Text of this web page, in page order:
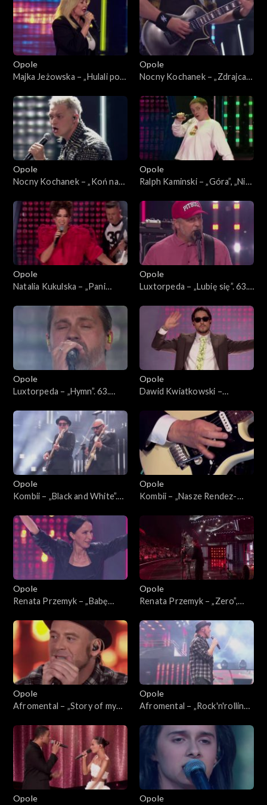
„SuperJedynki”
Opole
Majka Jeżowska – „Hulali po
„SuperJedynki”
Opole
Nocny Kochanek – „Zdrajca
„SuperJedynki”
Opole
Nocny Kochanek – „Koń na
Koncert „SuperJedynki”
Opole
Ralph Kaminski – „Góra”, „Nie
Rafała”. 63. KFPP: Koncert
„SuperJedynki”
Opole
Natalia Kukulska – „Pani
więcej Ciebie tym mniej”,
„Kobieta”, „W biegu”,
„Dobrostan”, „Światło”, „Sexi
flexi”. 63. KFPP: Koncert
„SuperJedynki”
Opole
Luxtorpeda – „Lubię się”. 63.
„SuperJedynki”
Opole
Luxtorpeda – „Hymn”. 63.
„SuperJedynki”
Opole
Dawid Kwiatkowski –
niebo”, „Proste”. 63. KFPP:
Koncert „SuperJedynki”
Opole
Kombii – „Black and White”.
„SuperJedynki”
Opole
Kombii – „Nasze Rendez-
„SuperJedynki”
Opole
Renata Przemyk – „Babę
Koncert „SuperJedynki”
Opole
Renata Przemyk – „Zero”,
Koncert „SuperJedynki”
Opole
Afromental – „Story of my
„SuperJedynki”
Opole
Afromental – „Rock'n'rolling
„SuperJedynki”
Opole
Opole